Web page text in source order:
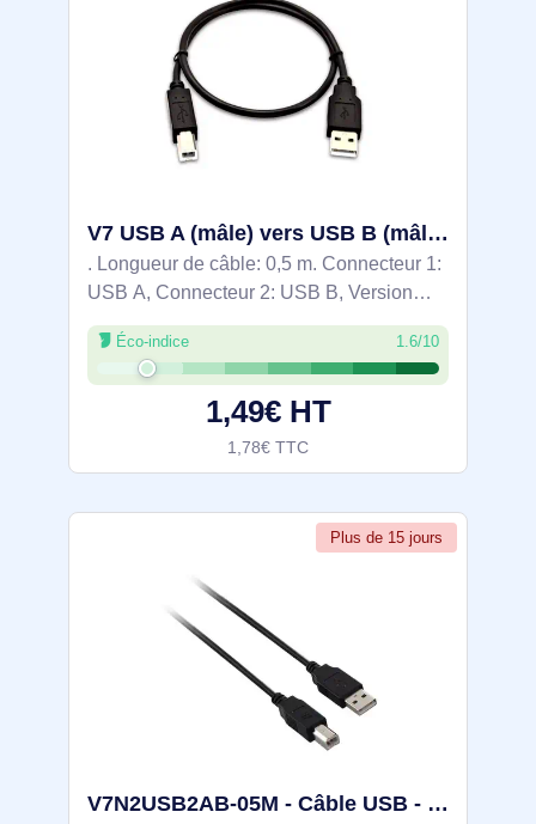
V7 USB A (mâle) vers USB B (mâle), 0,5 mètre (1,6 pied) – Noir - V7USB2AB-50C-1E
. Longueur de câble: 0,5 m. Connecteur 1:
USB A, Connecteur 2: USB B, Version
USB: USB 1.0, Taux de transfert de
données maximal: 0,48 Gbit/s, Couleur du
produit: Noir
Éco-indice 1.6/10
1,49€ HT
1,78€ TTC
Plus de 15 jours
V7N2USB2AB-05M - Câble USB - V7E2USB2AB-05M